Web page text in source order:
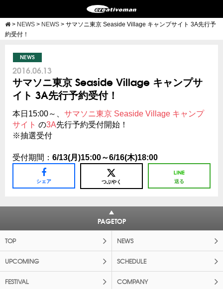
> NEWS > NEWS > サマソニ東京 Seaside Village キャンプサイト 3A先行予
約受付！
NEWS
2016.06.13
サマソニ東京 Seaside Village キャンプサ
イト 3A先行予約受付！
本日15:00～、 サマソニ東京 Seaside Village キャンプ
サイト の3A先行予約受付開始！
※抽選受付
受付期間： 6/13(月)15:00～6/16(木)18:00
シェア つぶやく 送る
PAGETOP
TOP NEWS
UPCOMING SCHEDULE
FESTIVAL COMPANY